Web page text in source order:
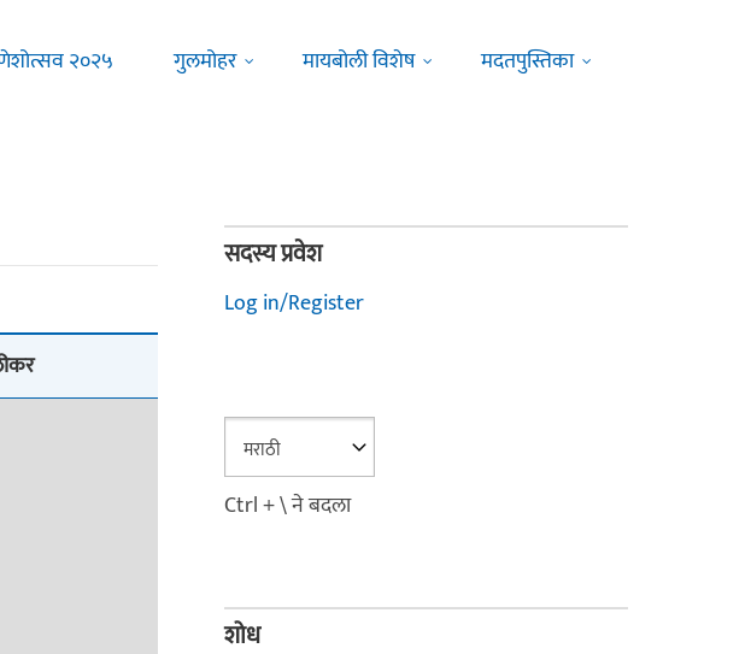
२०२५ गुलमोहर मायबोली विशेष मदतपुस्तिका
सदस्य प्रवेश
Log in/Register
Ctrl + \ ने बदला
शोध